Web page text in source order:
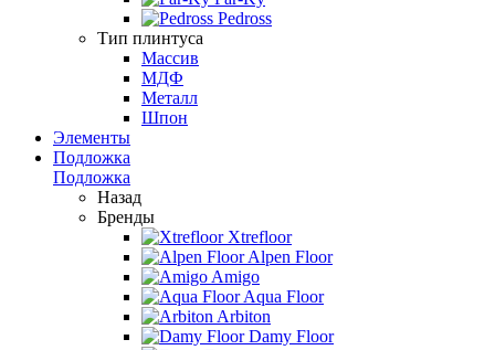
Pedross
Тип плинтуса
Массив
МДФ
Металл
Шпон
Элементы
Подложка
Подложка
Назад
Бренды
Xtrefloor
Alpen Floor
Amigo
Aqua Floor
Arbiton
Damy Floor